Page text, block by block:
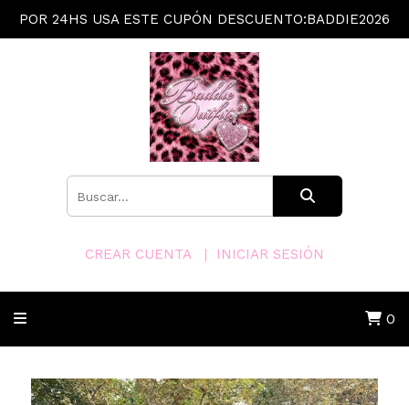
POR 24HS USA ESTE CUPÓN DESCUENTO:BADDIE2026
CREAR CUENTA INICIAR SESIÓN
0